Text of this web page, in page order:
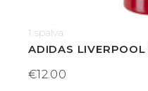
1 spalva
ADIDAS LIVERPOOL
€12.00